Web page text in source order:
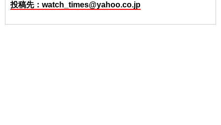
投稿先：watch_times@yahoo.co.jp